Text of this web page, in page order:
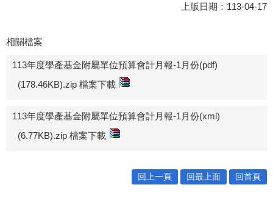
上版日期：113-04-17
相關檔案
113年度學產基金附屬單位預算會計月報-1月份(pdf)
(178.46KB).zip 檔案下載
113年度學產基金附屬單位預算會計月報-1月份(xml)
(6.77KB).zip 檔案下載
回上一頁 回最上面 回首頁